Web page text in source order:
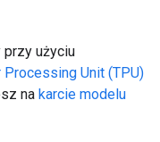
przy użyciu
Processing Unit (TPU)
na karcie modelu